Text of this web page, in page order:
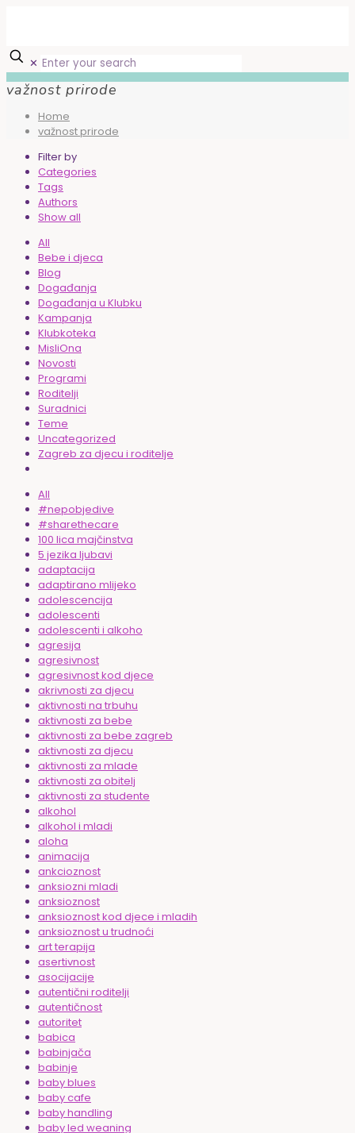
✕
važnost prirode
Home
važnost prirode
Filter by
Categories
Tags
Authors
Show all
All
Bebe i djeca
Blog
Događanja
Događanja u Klubku
Kampanja
Klubkoteka
MisliOna
Novosti
Programi
Roditelji
Suradnici
Teme
Uncategorized
Zagreb za djecu i roditelje
All
#nepobjedive
#sharethecare
100 lica majčinstva
5 jezika ljubavi
adaptacija
adaptirano mlijeko
adolescencija
adolescenti
adolescenti i alkoho
agresija
agresivnost
agresivnost kod djece
akrivnosti za djecu
aktivnosti na trbuhu
aktivnosti za bebe
aktivnosti za bebe zagreb
aktivnosti za djecu
aktivnosti za mlade
aktivnosti za obitelj
aktivnosti za studente
alkohol
alkohol i mladi
aloha
animacija
ankcioznost
anksiozni mladi
anksioznost
anksioznost kod djece i mladih
anksioznost u trudnoći
art terapija
asertivnost
asocijacije
autentični roditelji
autentičnost
autoritet
babica
babinjača
babinje
baby blues
baby cafe
baby handling
baby led weaning